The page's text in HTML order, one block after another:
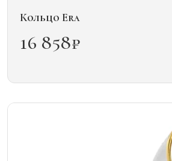
Кольцо Era
16 858₽
имеет